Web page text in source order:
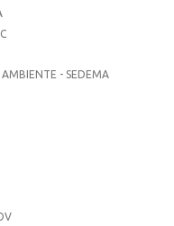
- SEDEMA